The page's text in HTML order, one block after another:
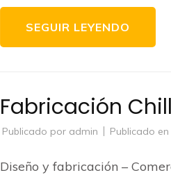
SEGUIR LEYENDO
Fabricación
Publicado por admin Publicado en
Diseño y fabricación –